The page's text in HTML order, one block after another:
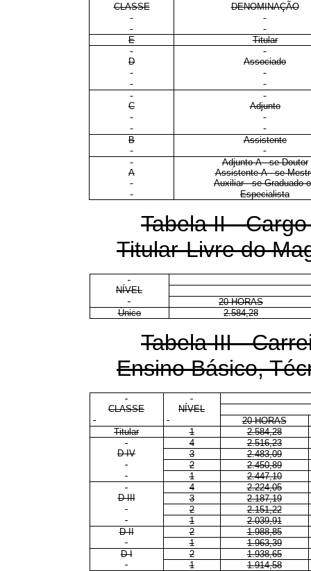
CLASSE DENOMINAÇÃO
E Titular
D Associado
C Adjunto
B Assistente
Adjunto-A - se Doutor
A
Assistente-A - se
Auxiliar - se Graduado
Especialista
Tabela II -
Titular-Livre do
NÍVEL
20 HORAS
Único
2.584,28
Tabela III -
Ensino Básico,
CLASSE
NÍVEL
20 HORAS
Titular
1
2.584,28
4
2.516,23
D IV
3
2.483,09
2
2.450,89
1
2.447,10
4
2.224,05
D III
3
2.187,19
2
2.151,22
1
2.039,91
D II
2
1.988,85
1
1.963,39
D I
2
1.938,65
1
1.914,58